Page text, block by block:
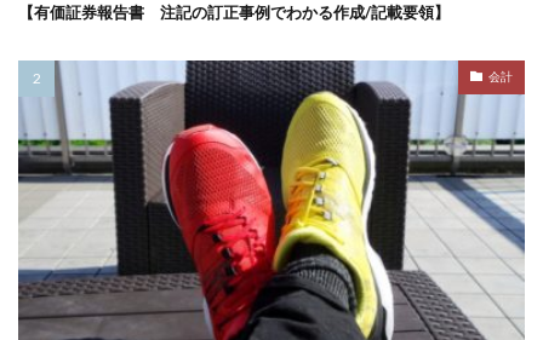
【有価証券報告書 注記の訂正事例でわかる作成/記載要領】
会計